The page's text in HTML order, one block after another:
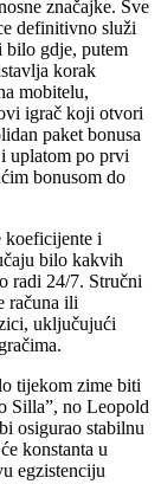
značajke. Sve
definitivno služi
bilo gdje, putem
korak
mobitelu,
igrač koji otvori
paket bonusa
uplatom po prvi
bonusom do
koeficijente i
bilo kakvih
radi 24/7. Stručni
računa ili
uključujući
tijekom zime biti
Silla”, no Leopold
osigurao stabilnu
konstanta u
egzistenciju